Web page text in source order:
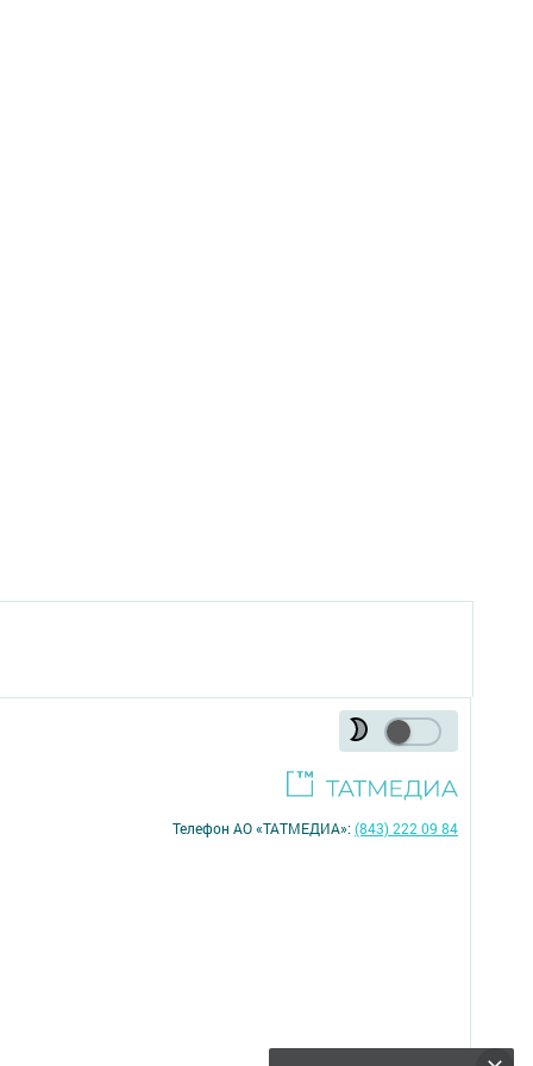
Телефон АО «ТАТМЕДИА»:(843) 222 09 84